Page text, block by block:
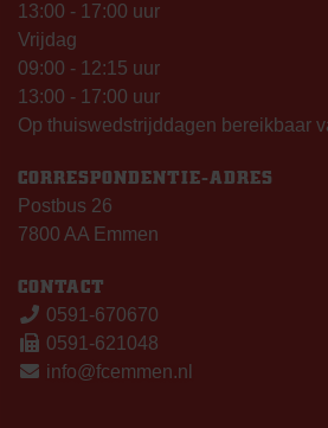
13:00 - 17:00 uur
Vrijdag
09:00 - 12:15 uur
13:00 - 17:00 uur
Op thuiswedstrijddagen bereikbaar
CORRESPONDENTIE-ADRES
Postbus 26
7800 AA Emmen
CONTACT
0591-670670
0591-621048
info@fcemmen.nl